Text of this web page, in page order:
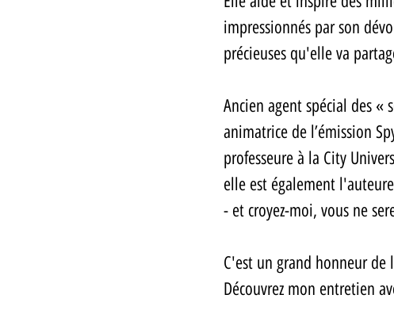
impressionnés par son
précieuses qu'elle va
Ancien agent spécial des «
animatrice de l’émission
professeure à la City
elle est également
- et croyez-moi, vous ne
C'est un grand honneur de
Découvrez mon entretien